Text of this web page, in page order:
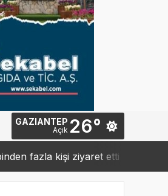
GAZIANTEP
Açık 26°
kişi ziyaret etti 19:42